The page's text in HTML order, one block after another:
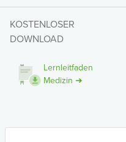
KOSTENLOSER
DOWNLOAD
Lernleitfaden
Medizin ➜